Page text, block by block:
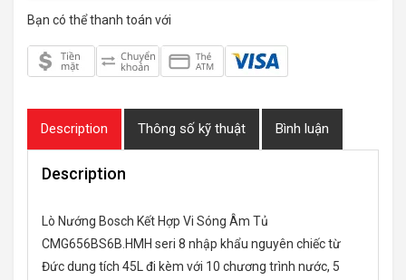
Bạn có thể thanh toán với
Description Thông số kỹ thuật Bình luận
Description
Lò Nướng Bosch Kết Hợp Vi Sóng Âm Tủ
CMG656BS6B.HMH seri 8 nhập khẩu nguyên chiếc từ
Đức dung tích 45L đi kèm với 10 chương trình nước, 5